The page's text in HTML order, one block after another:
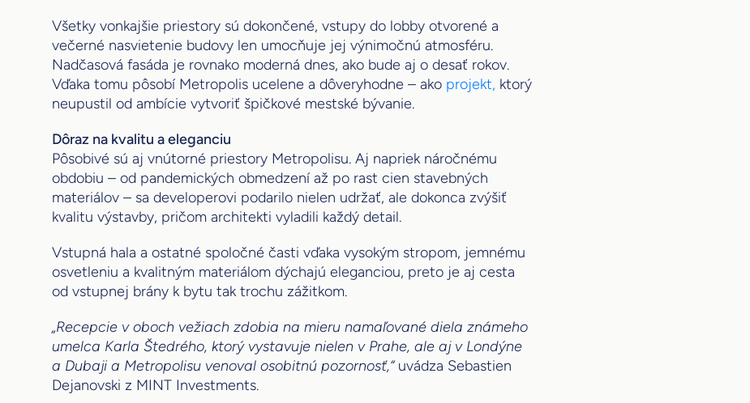
Všetky vonkajšie priestory sú dokončené, vstupy do lobby otvorené a
večerné nasvietenie budovy len umocňuje jej výnimočnú atmosféru.
Nadčasová fasáda je rovnako moderná dnes, ako bude aj o desať rokov.
Vďaka tomu pôsobí Metropolis ucelene a dôveryhodne – ako projekt, ktorý
neupustil od ambície vytvoriť špičkové mestské bývanie.
Dôraz na kvalitu a eleganciu
Pôsobivé sú aj vnútorné priestory Metropolisu. Aj napriek náročnému
obdobiu – od pandemických obmedzení až po rast cien stavebných
materiálov – sa developerovi podarilo nielen udržať, ale dokonca zvýšiť
kvalitu výstavby, pričom architekti vyladili každý detail.
Vstupná hala a ostatné spoločné časti vďaka vysokým stropom, jemnému
osvetleniu a kvalitným materiálom dýchajú eleganciou, preto je aj cesta
od vstupnej brány k bytu tak trochu zážitkom.
„Recepcie v oboch vežiach zdobia na mieru namaľované diela známeho
umelca Karla Štedrého, ktorý vystavuje nielen v Prahe, ale aj v Londýne
a Dubaji a Metropolisu venoval osobitnú pozornosť,“uvádza Sebastien
Dejanovski z MINT Investments.